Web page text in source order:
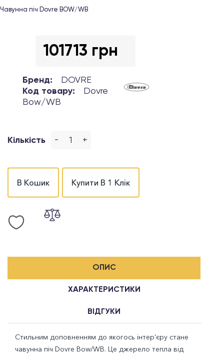
Чавунна піч Dovre BOW/WB
101713 грн
Бренд:
DOVRE
Код товару:
Dovre
Bow/WB
Кількість - +
В Кошик Купити В 1 Клік
ОПИС
ХАРАКТЕРИСТИКИ
ВІДГУКИ
Стильним доповненням до якогось інтер'єру стане
чавунна піч Dovre Bow/WB. Це джерело тепла від